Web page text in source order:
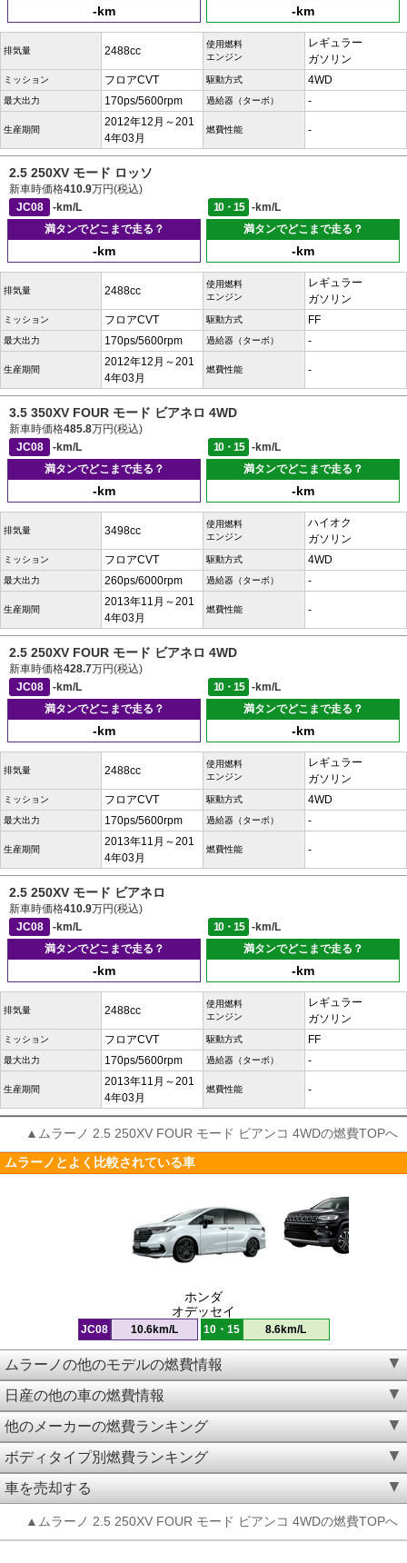
-km -km
排気量 2488cc
使用燃料
エンジン
レギュラー
ガソリン
ミッション フロアCVT 駆動方式 4WD
最大出力 170ps/5600rpm 過給器（ターボ） -
生産期間
2012年12月～201
4年03月
燃費性能 -
2.5 250XV モード ロッソ
新車時価格410.9万円(税込)
JC08
-km/L 10・15
-km/L
満タンでどこまで走る？
-km
満タンでどこまで走る？
-km
排気量 2488cc
使用燃料
エンジン
レギュラー
ガソリン
ミッション フロアCVT 駆動方式 FF
最大出力 170ps/5600rpm 過給器（ターボ） -
生産期間
2012年12月～201
4年03月
燃費性能 -
3.5 350XV FOUR モード ビアネロ 4WD
新車時価格485.8万円(税込)
JC08
-km/L 10・15
-km/L
満タンでどこまで走る？
-km
満タンでどこまで走る？
-km
排気量 3498cc
使用燃料
エンジン
ハイオク
ガソリン
ミッション フロアCVT 駆動方式 4WD
最大出力 260ps/6000rpm 過給器（ターボ） -
生産期間
2013年11月～201
4年03月
燃費性能 -
2.5 250XV FOUR モード ビアネロ 4WD
新車時価格428.7万円(税込)
JC08
-km/L 10・15
-km/L
満タンでどこまで走る？
-km
満タンでどこまで走る？
-km
排気量 2488cc
使用燃料
エンジン
レギュラー
ガソリン
ミッション フロアCVT 駆動方式 4WD
最大出力 170ps/5600rpm 過給器（ターボ） -
生産期間
2013年11月～201
4年03月
燃費性能 -
2.5 250XV モード ビアネロ
新車時価格410.9万円(税込)
JC08
-km/L 10・15
-km/L
満タンでどこまで走る？
-km
満タンでどこまで走る？
-km
排気量 2488cc
使用燃料
エンジン
レギュラー
ガソリン
ミッション フロアCVT 駆動方式 FF
最大出力 170ps/5600rpm 過給器（ターボ） -
生産期間
2013年11月～201
4年03月
燃費性能 -
▲ムラーノ 2.5 250XV FOUR モード ビアンコ 4WDの燃費TOPへ
ムラーノとよく比較されている車
ホンダ
オデッセイ
JC08 10.6km/L 10・15 8.6km/L
ムラーノの他のモデルの燃費情報
日産の他の車の燃費情報
他のメーカーの燃費ランキング
ボディタイプ別燃費ランキング
車を売却する
▲ムラーノ 2.5 250XV FOUR モード ビアンコ 4WDの燃費TOPへ